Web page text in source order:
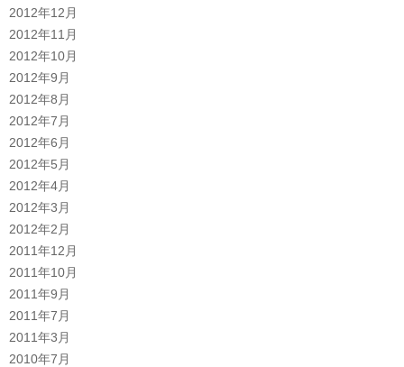
2012年12月
2012年11月
2012年10月
2012年9月
2012年8月
2012年7月
2012年6月
2012年5月
2012年4月
2012年3月
2012年2月
2011年12月
2011年10月
2011年9月
2011年7月
2011年3月
2010年7月